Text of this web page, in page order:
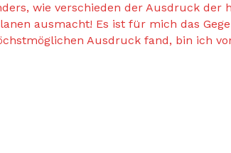
wie verschieden der Ausdruck der
ausmacht! Es ist für mich das
Ausdruck fand, bin ich